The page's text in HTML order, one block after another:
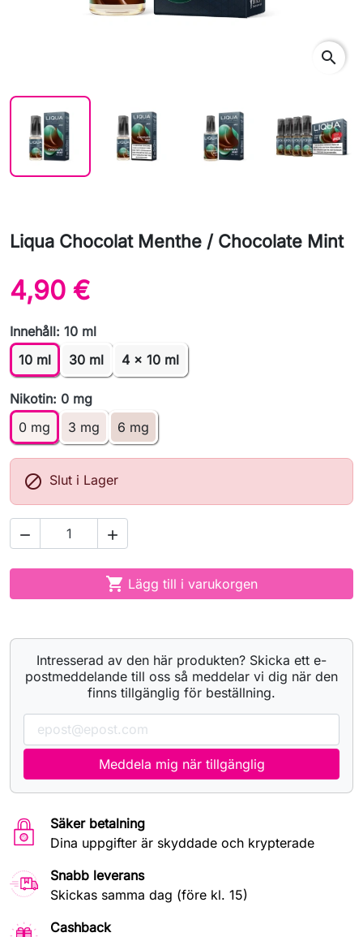
search
Liqua Chocolat Menthe / Chocolate Mint
4,90 €
Innehåll: 10 ml
10 ml
30 ml 4 x 10 ml
Nikotin: 0 mg
0 mg
3 mg 6 mg
 Slut i Lager
 
 Lägg till i varukorgen
Intresserad av den här produkten? Skicka ett e-
postmeddelande till oss så meddelar vi dig när den
finns tillgänglig för beställning.
Meddela mig när tillgänglig
Säker betalning
Dina uppgifter är skyddade och krypterade
Snabb leverans
Skickas samma dag (före kl. 15)
Cashback